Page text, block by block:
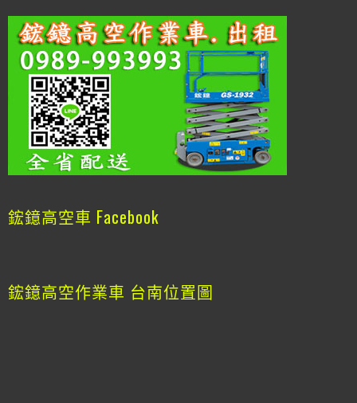
鋐鐿高空車 Facebook
鋐鐿高空作業車 台南位置圖